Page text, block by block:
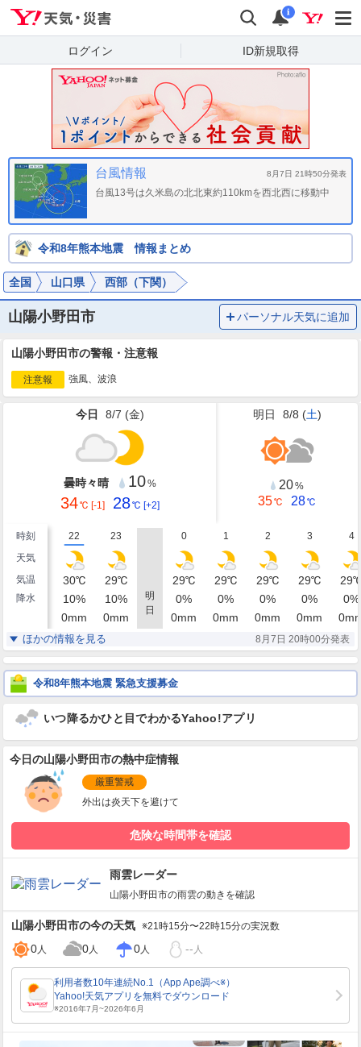
検索 通知
i
ログイン ID新規取得
台風情報 8月7日 21時50分発表
台風13号は久米島の北北東約110kmを西北西に移動中
令和8年熊本地震 情報まとめ
全国 山口県 西部（下関）
山陽小野田市 パーソナル天気に追加
山陽小野田市の警報・注意報
注意報 強風、波浪
今日 8/7 (金)
曇時々晴 10%
34℃ [-1] 28℃ [+2]
明日 8/8 (土)
20%
35℃ 28℃
時刻 22 23
明
日
0 1 2 3
4
天気
気温
30℃ 29℃ 29℃ 29℃ 29℃ 29℃ 29
降水 10% 10% 0% 0% 0% 0% 0%
0mm 0mm 0mm 0mm 0mm 0mm 0
湿度 71 % 74% 75% 76
風
東南東
4m/s
東南東
4m/s
東南東
4m/s
東南東
4m/s
東
4m/s
東
4m/s
東
5m/
ほかの情報を見る 8月7日 20時00分発表
令和8年熊本地震 緊急支援募金
いつ降るかひと目でわかるYahoo!アプリ
今日の山陽小野田市の熱中症情報
厳重警戒
外出は炎天下を避けて
危険な時間帯を確認
雨雲レーダー
山陽小野田市の雨雲の動きを確認
山陽小野田市の今の天気 ※21時15分〜22時15分の実況数
0人 0人 0人 -- 人